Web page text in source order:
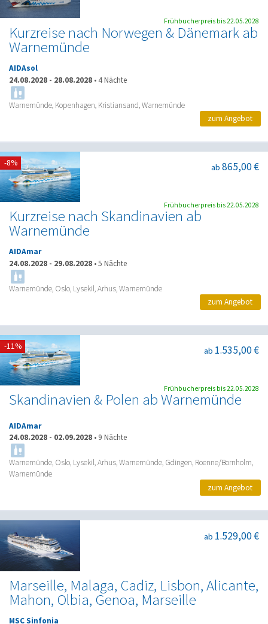
Kurzreise nach Norwegen & Dänemark ab
Warnemünde
AIDAsol
24.08.2028 - 28.08.2028 •4 Nächte
Warnemünde, Kopenhagen, Kristiansand, Warnemünde
Frühbucherpreis bis 22.05.2028
zum Angebot
Kurzreise nach Skandinavien ab
Warnemünde
ab 865,00 €
AIDAmar
24.08.2028 - 29.08.2028 •5 Nächte
Warnemünde, Oslo, Lysekil, Arhus, Warnemünde
-8%
Frühbucherpreis bis 22.05.2028
zum Angebot
Skandinavien & Polen ab Warnemünde
ab 1.535,00 €
AIDAmar
24.08.2028 - 02.09.2028 • 9 Nächte
Warnemünde, Oslo, Lysekil, Arhus, Warnemünde, Gdingen, Roenne/Bornholm,
Warnemünde
-11%
Frühbucherpreis bis 22.05.2028
zum Angebot
Marseille, Malaga, Cadiz, Lisbon, Alicante,
Mahon, Olbia, Genoa, Marseille
ab 1.529,00 €
MSC Sinfonia